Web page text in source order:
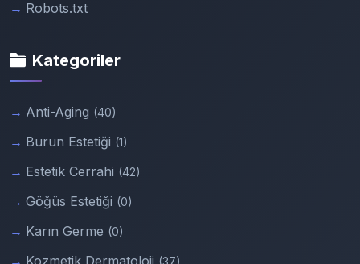
Robots.txt
Kategoriler
Anti-Aging (40)
Burun Estetiği (1)
Estetik Cerrahi (42)
Göğüs Estetiği (0)
Karın Germe (0)
Kozmetik Dermatoloji (37)